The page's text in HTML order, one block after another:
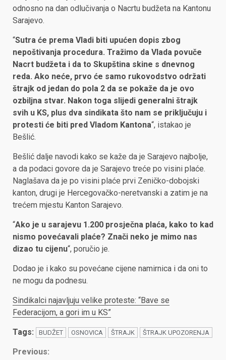
odnosno na dan odlučivanja o Nacrtu budžeta na Kantonu
Sarajevo.
“Sutra će prema Vladi biti upućen dopis zbog
nepoštivanja procedura. Tražimo da Vlada povuče
Nacrt budžeta i da to Skupština skine s dnevnog
reda. Ako neće, prvo će samo rukovodstvo održati
štrajk od jedan do pola 2 da se pokaže da je ovo
ozbiljna stvar. Nakon toga slijedi generalni štrajk
svih u KS, plus dva sindikata što nam se priključuju i
protesti će biti pred Vladom Kantona“, istakao je
Bešlić.
Bešlić dalje navodi kako se kaže da je Sarajevo najbolje,
a da podaci govore da je Sarajevo treće po visini plaće.
Naglašava da je po visini plaće prvi Zeničko-dobojski
kanton, drugi je Hercegovačko-neretvanski a zatim je na
trećem mjestu Kanton Sarajevo.
“Ako je u sarajevu 1.200 prosječna plaća, kako to kad
nismo povećavali plaće? Znači neko je mimo nas
dizao tu cijenu“, poručio je.
Dodao je i kako su povećane cijene namirnica i da oni to
ne mogu da podnesu.
Sindikalci najavljuju velike proteste: “Bave se
Federacijom, a gori im u KS”
Tags: BUDŽET OSNOVICA ŠTRAJK ŠTRAJK UPOZORENJA
Continue
Previous: